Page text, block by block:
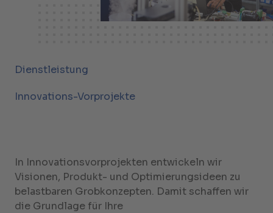
Dienstleistung
Innovations-Vorprojekte
In Innovationsvorprojekten entwickeln wir
Visionen, Produkt- und Optimierungsideen zu
belastbaren Grobkonzepten. Damit schaffen wir
die Grundlage für Ihre